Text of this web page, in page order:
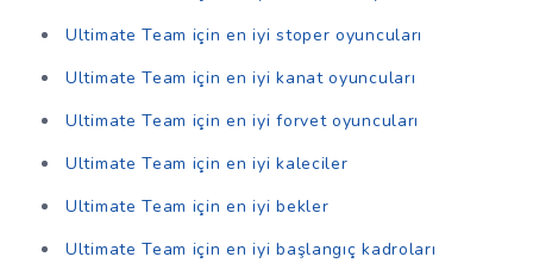
Ultimate Team için en iyi stoper oyuncuları
Ultimate Team için en iyi kanat oyuncuları
Ultimate Team için en iyi forvet oyuncuları
Ultimate Team için en iyi kaleciler
Ultimate Team için en iyi bekler
Ultimate Team için en iyi başlangıç kadroları